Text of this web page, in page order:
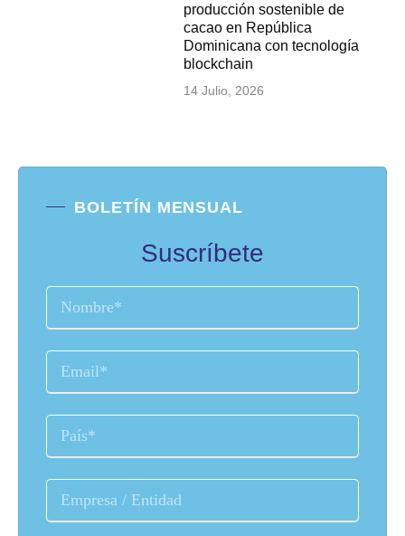
producción sostenible de
cacao en República
Dominicana con tecnología
blockchain
14 Julio, 2026
BOLETÍN MENSUAL
Suscríbete